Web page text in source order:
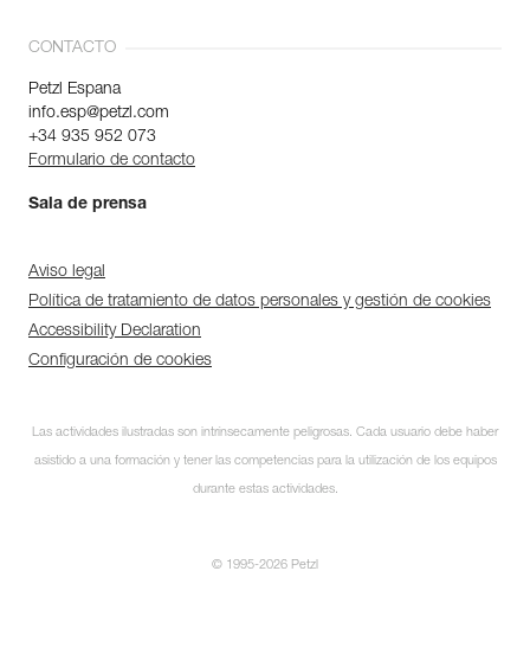
CONTACTO
Petzl Espana
info.esp@petzl.com
+34 935 952 073
Formulario de contacto
Sala de prensa
Aviso legal
Política de tratamiento de datos personales y gestión de cookies
Accessibility Declaration
Configuración de cookies
Las actividades ilustradas son intrínsecamente peligrosas. Cada usuario debe haber
asistido a una formación y tener las competencias para la utilización de los equipos
durante estas actividades.
© 1995-2026 Petzl